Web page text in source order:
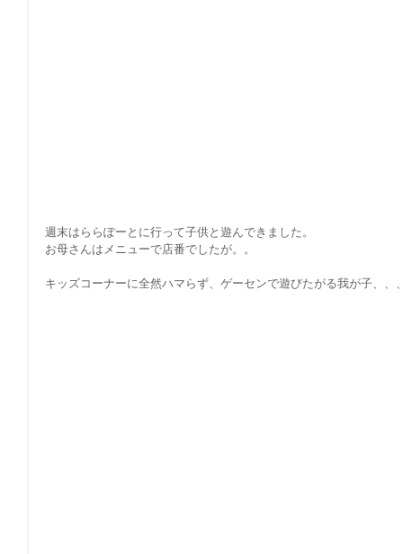
週末はららぽーとに行って子供と遊んできました。
お母さんはメニューで店番でしたが。。
キッズコーナーに全然ハマらず、ゲーセンで遊びたがる我が子、、